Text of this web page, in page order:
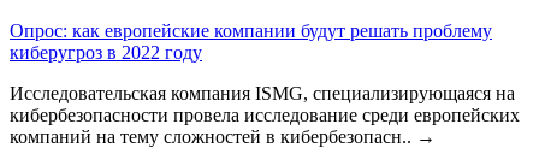
Опрос: как европейские компании будут решать проблему
киберугроз в 2022 году
Исследовательская компания ISMG, специализирующаяся на
кибербезопасности провела исследование среди европейских
компаний на тему сложностей в кибербезопасн.. →